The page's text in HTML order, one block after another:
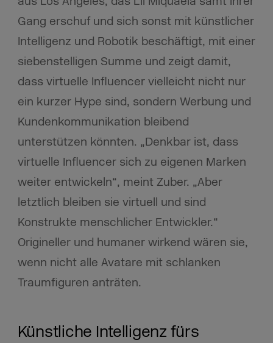
Gang erschuf und sich sonst mit künstlicher
Intelligenz und Robotik beschäftigt, mit einer
siebenstelligen Summe und zeigt damit,
dass virtuelle Influencer vielleicht nicht nur
ein kurzer Hype sind, sondern Werbung und
Kundenkommunikation bleibend
unterstützen könnten. „Denkbar ist, dass
virtuelle Influencer sich zu eigenen Marken
weiter entwickeln“, meint Zuber. „Aber
letztlich bleiben sie virtuell und sind
Konstrukte menschlicher Entwickler.“
Origineller und humaner wirkend wären sie,
wenn nicht alle Avatare mit schlanken
Traumfiguren anträten.
Künstliche Intelligenz fürs